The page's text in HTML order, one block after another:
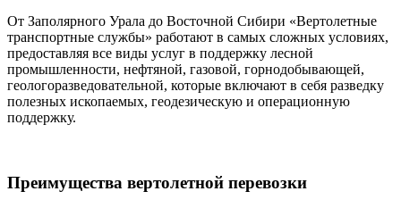
От Заполярного Урала до Восточной Сибири «Вертолетные
транспортные службы» работают в самых сложных условиях,
предоставляя все виды услуг в поддержку лесной
промышленности, нефтяной, газовой, горнодобывающей,
геологоразведовательной, которые включают в себя разведку
полезных ископаемых, геодезическую и операционную
поддержку.
Преимущества вертолетной перевозки